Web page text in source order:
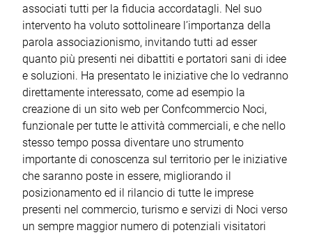
associati tutti per la fiducia accordatagli. Nel suo
intervento ha voluto sottolineare l’importanza della
parola associazionismo, invitando tutti ad esser
quanto più presenti nei dibattiti e portatori sani di idee
e soluzioni. Ha presentato le iniziative che lo vedranno
direttamente interessato, come ad esempio la
creazione di un sito web per Confcommercio Noci,
funzionale per tutte le attività commerciali, e che nello
stesso tempo possa diventare uno strumento
importante di conoscenza sul territorio per le iniziative
che saranno poste in essere, migliorando il
posizionamento ed il rilancio di tutte le imprese
presenti nel commercio, turismo e servizi di Noci verso
un sempre maggior numero di potenziali visitatori